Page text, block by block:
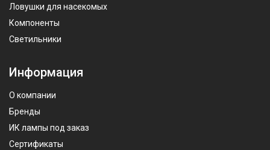
Ловушки для насекомых
Компоненты
Светильники
Информация
О компании
Бренды
ИК лампы под заказ
Сертификаты